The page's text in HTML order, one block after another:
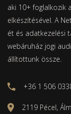
aki 10+ foglalkozik
elkészítésével. A
ét és adatkezelési
webáruház jogi
állítottunk össze.
+36 1 506
2119 Pécel,